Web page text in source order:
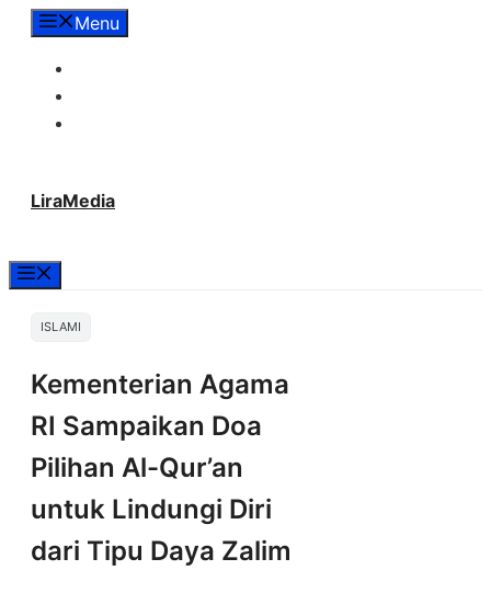
LangsungMenu
LiraMedia
ISLAMI
Kementerian Agama
RI Sampaikan Doa
Pilihan Al-Qur’an
untuk Lindungi Diri
dari Tipu Daya Zalim